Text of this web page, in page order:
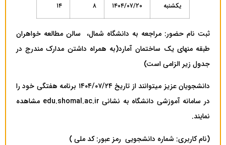
یکشنبه ۱۴۰۴/۰۷/۲۰ ۸ ۱۴
ثبت نام حضور: مراجعه به دانشگاه شمال، سالن مطالعه خواهران
طبقه منهای یک ساختمان آمارد(به همراه داشتن مدارک مندرج در
جدول زیر الزامی است)
دانشجویان عزیز می­توانند از تاریخ ۱۴۰۴/۰۷/۲۴ برنامه هفتگی خود را
در سامانه آموزشی دانشگاه به نشانی edu.shomal.ac.ir مشاهده
نمایند.
(نام کاربری: شماره دانشجویی رمز عبور: کد ملی )